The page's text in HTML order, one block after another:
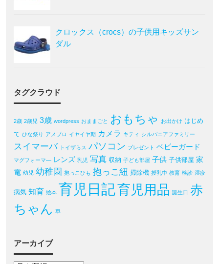
クロックス（crocs）の子供用キッズサン
ダル
タグクラウド
2歳 2歳児 3歳 wordpress おままごと おもちゃ お出かけ はじめ
て ひな祭り アメブロ イヤイヤ期 カメラ キティ シルバニアファミリー
スイマーバ トイザらス パソコン プレゼント ベビーガード
マグフォーマ― レンズ 乳児 写真 収納 子ども部屋 子供 子供部屋 家
電 幼児 幼稚園 抱っこひも 抱っこ紐 掃除機 授乳中 教育 検診 湿疹
病気 知育 絵本 育児日記育児用品 誕生日 赤
ちゃん 車
アーカイブ